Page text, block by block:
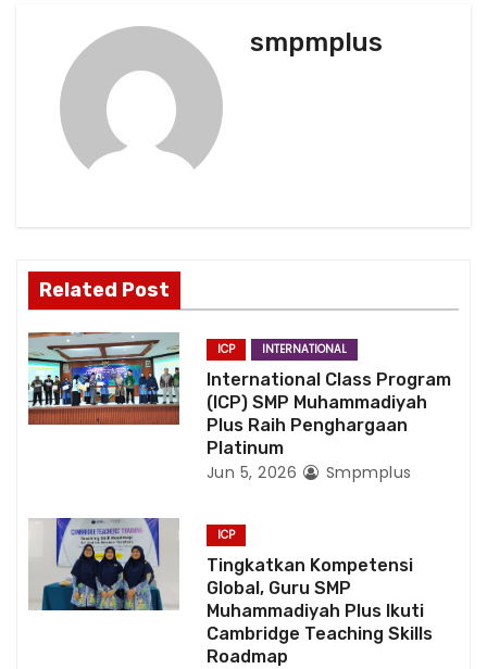
o
n
smpmplus
Related Post
ICP INTERNATIONAL
International Class Program
(ICP) SMP Muhammadiyah
Plus Raih Penghargaan
Platinum
Jun 5, 2026 Smpmplus
ICP
Tingkatkan Kompetensi
Global, Guru SMP
Muhammadiyah Plus Ikuti
Cambridge Teaching Skills
Roadmap